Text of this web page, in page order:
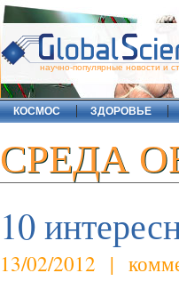
научно-популярные новости и
КОСМОС ЗДОРОВЬЕ
СРЕДА
10
13/02/2012 |